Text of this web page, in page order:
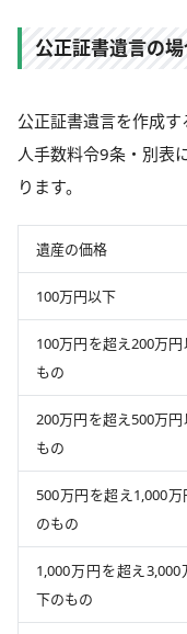
公正証書遺言の
公正証書遺言を作成
人手数料令9条・別表
ります。
遺産の価格
100万円以下
100万円を超え200万円
もの
200万円を超え500万円
もの
500万円を超え1,000
のもの
1,000万円を超え3,000
下のもの